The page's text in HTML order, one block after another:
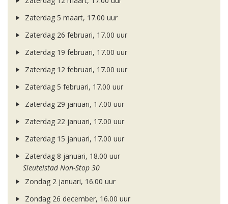
Zaterdag 5 maart, 17.00 uur
Zaterdag 26 februari, 17.00 uur
Zaterdag 19 februari, 17.00 uur
Zaterdag 12 februari, 17.00 uur
Zaterdag 5 februari, 17.00 uur
Zaterdag 29 januari, 17.00 uur
Zaterdag 22 januari, 17.00 uur
Zaterdag 15 januari, 17.00 uur
Zaterdag 8 januari, 18.00 uur
Sleutelstad Non-Stop 30
Zondag 2 januari, 16.00 uur
Zondag 26 december, 16.00 uur